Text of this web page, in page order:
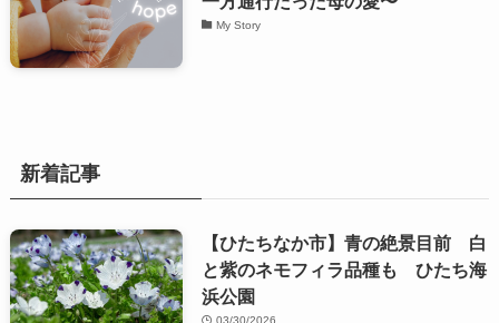
My Story
新着記事
【ひたちなか市】青の絶景目前 白
と紫のネモフィラ品種も ひたち海
浜公園
03/30/2026